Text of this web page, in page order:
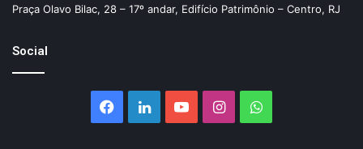
Praça Olavo Bilac, 28 – 17º andar, Edifício Patrimônio – Centro, RJ
Social
Facebook
LinkedinYouTubeInstagramWhatsApp